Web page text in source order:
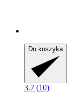
Do koszyka
3.7 (10)